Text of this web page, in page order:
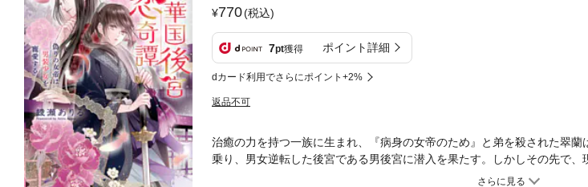
770(税込)
7pt獲得 ポイント詳細
dカード利用でさらにポイント+2%
返品不可
治癒の力を持つ一族に生まれ、『病身の女帝のため』と弟を殺された翠
乗り、男女逆転した後宮である男後宮に潜入を果たす。しかしその先で、
のふりをしている男性であること、誰かが女帝の名を騙っていたことを知